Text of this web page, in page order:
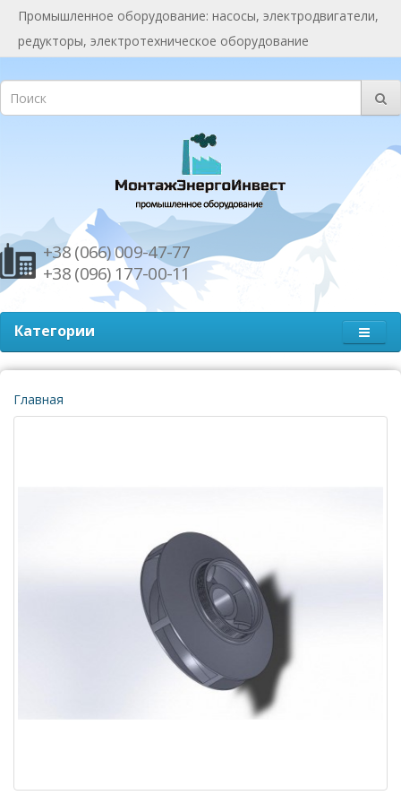
Промышленное оборудование: насосы, электродвигатели,
редукторы, электротехническое оборудование
+38 (066) 009-47-77
+38 (096) 177-00-11
Категории
Главная